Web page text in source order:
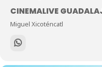
CINEMALIVE
Miguel Xicoténcatl